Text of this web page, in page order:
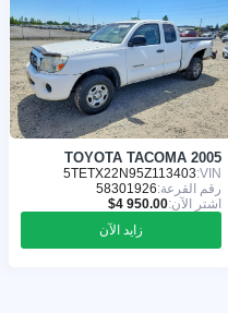
TOYOTA TACOMA 2005
VIN:
5TETX22N95Z113403
رقم القرعة:58301926
اشترِ الآن:
زايد الآن